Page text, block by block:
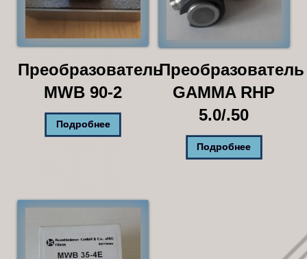
Преобразователь
MWB 90-2
Подробнее
Преобразователь
GAMMA RHP
5.0/.50
Подробнее